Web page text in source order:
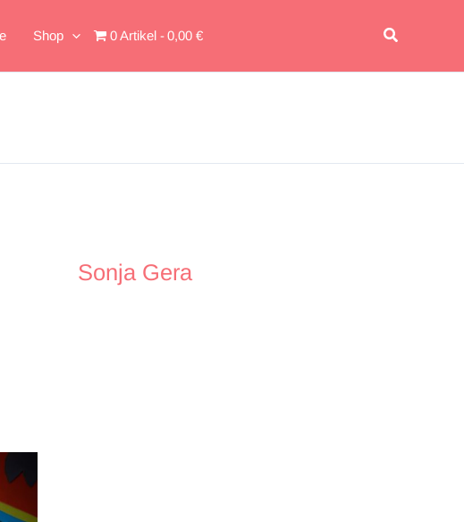
Shop 0 Artikel 0,00 € Suchen
Sonja Gera